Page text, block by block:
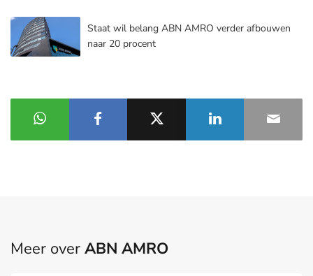
Staat wil belang ABN AMRO verder afbouwen
naar 20 procent
Meer over ABN AMRO